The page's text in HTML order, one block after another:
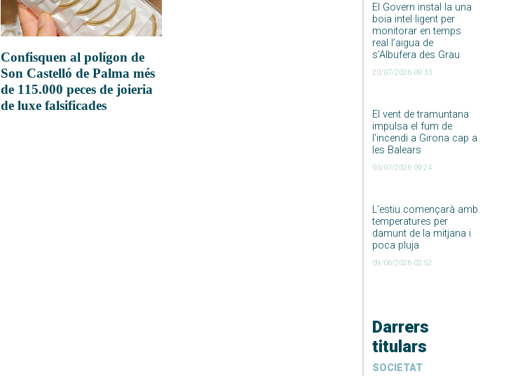
El Govern instal·la una
boia intel·ligent per
monitorar en temps
real l’aigua de
s’Albufera des Grau
20/07/2026 09:33
El vent de tramuntana
impulsa el fum de
l’incendi a Girona cap a
les Balears
03/07/2026 09:24
L’estiu començarà amb
temperatures per
damunt de la mitjana i
poca pluja
09/06/2026 02:52
Darrers
titulars
SOCIETAT
Confisquen al polígon de
Son Castelló de Palma més
de 115.000 peces de joieria
de luxe falsificades